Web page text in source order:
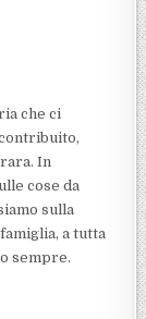
che ci
In
cose da
sulla
a tutta
sempre.